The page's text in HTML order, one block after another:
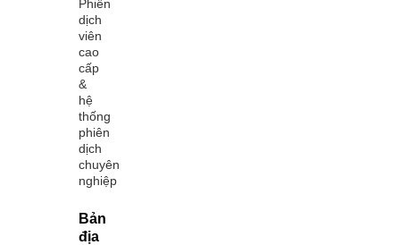
Phiên
dịch
viên
cao
cấp
&
hệ
thống
phiên
dịch
chuyên
nghiệp
Bản
địa